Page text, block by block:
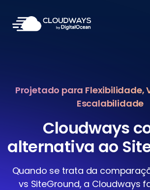
Projetado para Flexibilidade,
Escalabilidade
Cloudways
alternativa ao
Quando se trata da
vs SiteGround, a Cloudways